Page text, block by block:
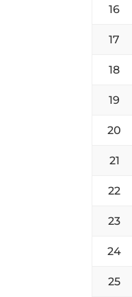
16
17
18
19
20
21
22
23
24
25